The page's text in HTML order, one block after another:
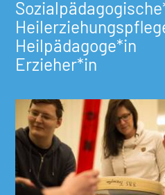
Heilpädagoge*in
Erzieher*in